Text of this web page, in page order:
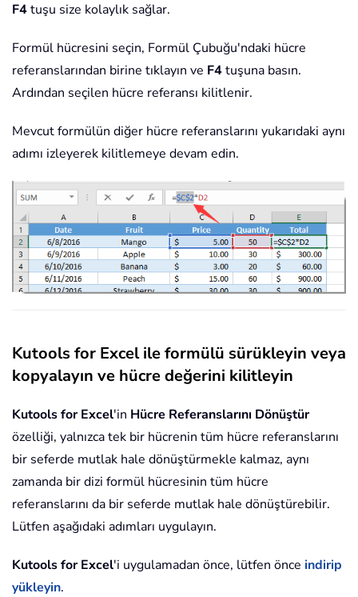
F4tuşu size kolaylık sağlar.
Formül hücresini seçin, Formül Çubuğu'ndaki hücre
referanslarından birine tıklayın ve F4tuşuna basın.
Ardından seçilen hücre referansı kilitlenir.
Mevcut formülün diğer hücre referanslarını yukarıdaki aynı
adımı izleyerek kilitlemeye devam edin.
Kutools for Excel ile formülü sürükleyin veya
kopyalayın ve hücre değerini kilitleyin
Kutools for Excel'in Hücre Referanslarını Dönüştür
özelliği, yalnızca tek bir hücrenin tüm hücre referanslarını
bir seferde mutlak hale dönüştürmekle kalmaz, aynı
zamanda bir dizi formül hücresinin tüm hücre
referanslarını da bir seferde mutlak hale dönüştürebilir.
Lütfen aşağıdaki adımları uygulayın.
Kutools for Excel'i uygulamadan önce, lütfen önce indirip
yükleyin.